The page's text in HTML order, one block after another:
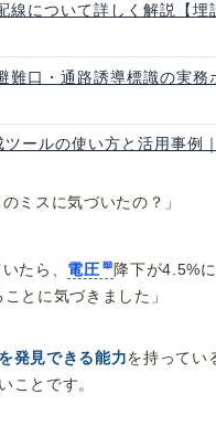
線について詳しく解説【埋
難口・通路誘導標識の実務
ールの使い方と活用事例
ミスに気づいたの？」
たら、 電圧
降下が4.5%に
とに気づきました」
発見できる能力を持ってい
ことです。